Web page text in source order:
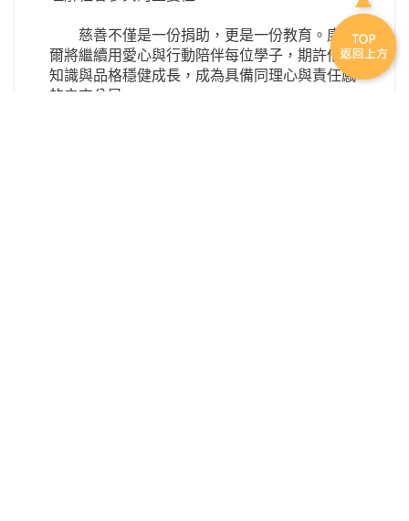
慈善不僅是一份捐助，更是一份教育。康萊
爾將繼續用愛心與行動陪伴每位學子，期許他們
知識與品格穩健成長，成為具備同理心與責任感
的未來公民。